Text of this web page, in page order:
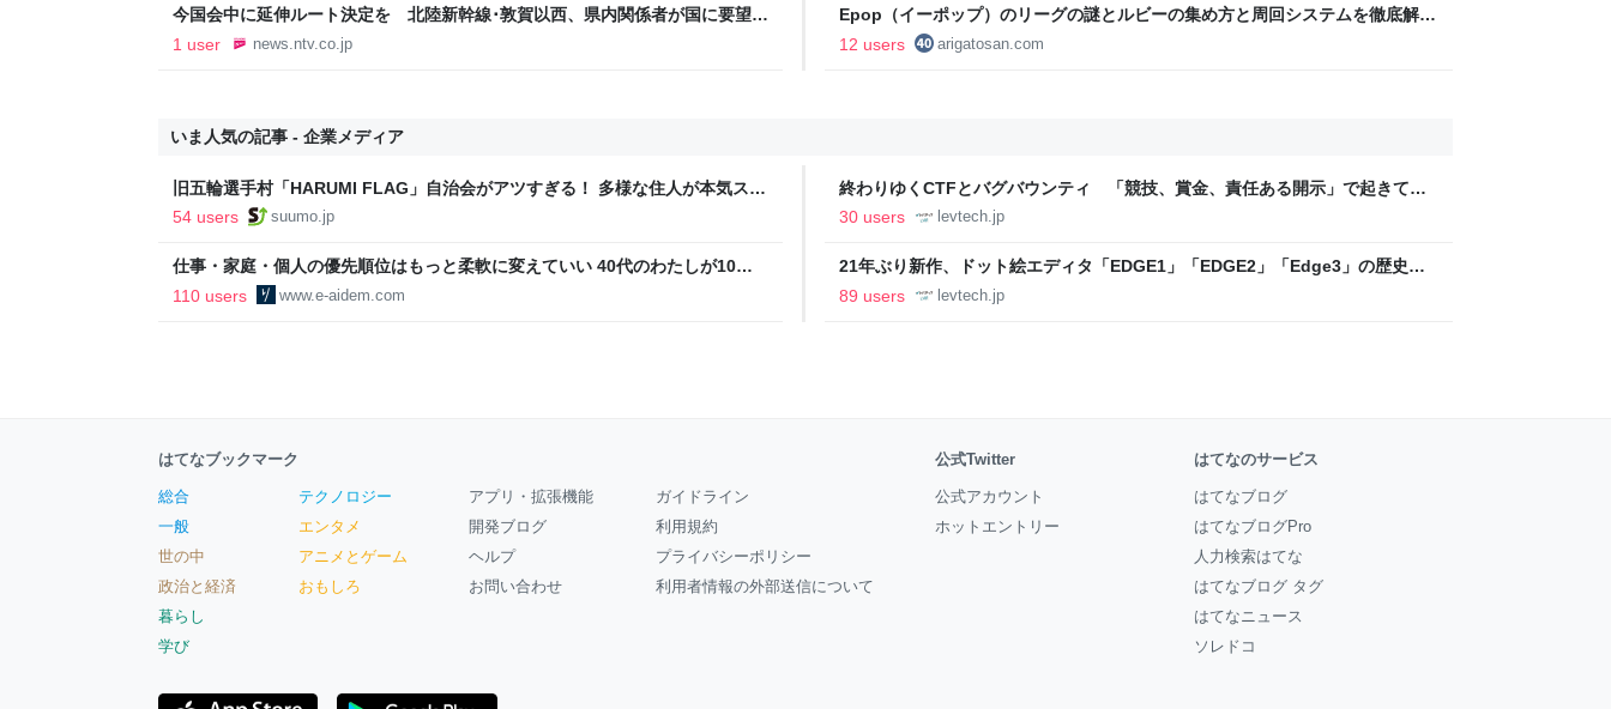
今国会中に延伸ルート決定を 北陸新幹線･敦賀以西、県内関係者が国に要望
「小浜－京都ルート」での実現目指す 県の北陸新幹線建設促進同盟会（2026
1 user news.ntv.co.jp
Epop（イーポップ）のリーグの謎とルビーの集め方と周回システムを徹底解明
| 40代からのオンライン英会話
12 users arigatosan.com
いま人気の記事 - 企業メディア
旧五輪選手村「HARUMI FLAG」自治会がアツすぎる！ 多様な住人が本気スキ
ルで挑む、盆踊り2万人集客や交通改善など“街の価値向上”戦略 東京・中央
54 users suumo.jp
終わりゆくCTFとバグバウンティ 「競技、賞金、責任ある開示」で起きてい
ること【フォーカス】 - レバテックLAB
30 users levtech.jp
仕事・家庭・個人の優先順位はもっと柔軟に変えていい 40代のわたしが10年
後の自分に伝えたいこと - りっすん by イーアイデム
110 users www.e-aidem.com
21年ぶり新作、ドット絵エディタ「EDGE1」「EDGE2」「Edge3」の歴史に
ついて作者に聞く【フォーカス】 - レバテックLAB
89 users levtech.jp
はてなブックマーク
総合
一般
世の中
政治と経済
暮らし
学び
テクノロジー
エンタメ
アニメとゲーム
おもしろ
アプリ・拡張機能
開発ブログ
ヘルプ
お問い合わせ
ガイドライン
利用規約
プライバシーポリシー
利用者情報の外部送信について
公式Twitter
公式アカウント
ホットエントリー
はてなのサービス
はてなブログ
はてなブログPro
人力検索はてな
はてなブログ タグ
はてなニュース
ソレドコ